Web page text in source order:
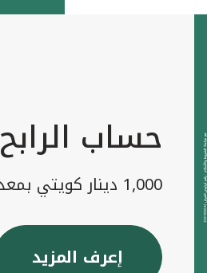
حساب الرابح
1,000 دينار كويتي بمعدل 30 رابح شهريا
إعرف المزيد